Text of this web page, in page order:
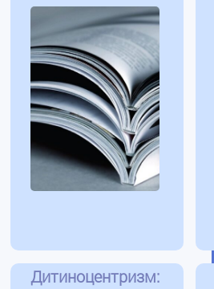
Дитиноцентризм: